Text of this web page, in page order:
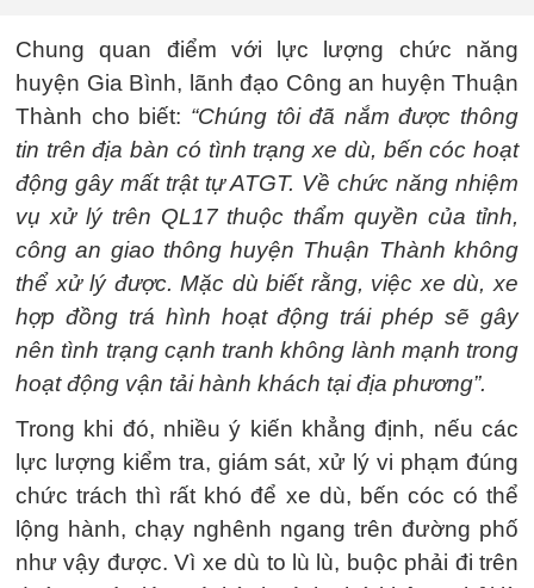
Chung quan điểm với lực lượng chức năng
huyện Gia Bình, lãnh đạo Công an huyện Thuận
Thành cho biết: “Chúng tôi đã nắm được thông
tin trên địa bàn có tình trạng xe dù, bến cóc hoạt
động gây mất trật tự ATGT. Về chức năng nhiệm
vụ xử lý trên QL17 thuộc thẩm quyền của tỉnh,
công an giao thông huyện Thuận Thành không
thể xử lý được. Mặc dù biết rằng, việc xe dù, xe
hợp đồng trá hình hoạt động trái phép sẽ gây
nên tình trạng cạnh tranh không lành mạnh trong
hoạt động vận tải hành khách tại địa phương”.
Trong khi đó, nhiều ý kiến khẳng định, nếu các
lực lượng kiểm tra, giám sát, xử lý vi phạm đúng
chức trách thì rất khó để xe dù, bến cóc có thể
lộng hành, chạy nghênh ngang trên đường phố
như vậy được. Vì xe dù to lù lù, buộc phải đi trên